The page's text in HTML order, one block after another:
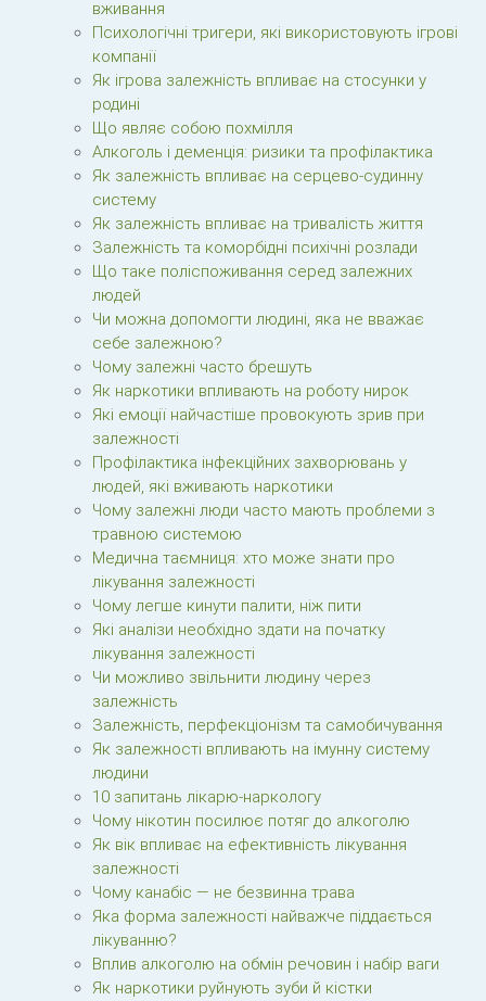
вживання
Психологічні тригери, які використовують ігрові
компанії
Як ігрова залежність впливає на стосунки у
родині
Що являє собою похмілля
Алкоголь і деменція: ризики та профілактика
Як залежність впливає на серцево-судинну
систему
Як залежність впливає на тривалість життя
Залежність та коморбідні психічні розлади
Що таке поліспоживання серед залежних
людей
Чи можна допомогти людині, яка не вважає
себе залежною?
Чому залежні часто брешуть
Як наркотики впливають на роботу нирок
Які емоції найчастіше провокують зрив при
залежності
Профілактика інфекційних захворювань у
людей, які вживають наркотики
Чому залежні люди часто мають проблеми з
травною системою
Медична таємниця: хто може знати про
лікування залежності
Чому легше кинути палити, ніж пити
Які аналізи необхідно здати на початку
лікування залежності
Чи можливо звільнити людину через
залежність
Залежність, перфекціонізм та самобичування
Як залежності впливають на імунну систему
людини
10 запитань лікарю-наркологу
Чому нікотин посилює потяг до алкоголю
Як вік впливає на ефективність лікування
залежності
Чому канабіс — не безвинна трава
Яка форма залежності найважче піддається
лікуванню?
Вплив алкоголю на обмін речовин і набір ваги
Як наркотики руйнують зуби й кістки